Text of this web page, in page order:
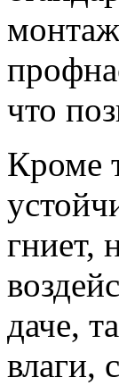
что
Кроме
гниет,
даче,
влаги,